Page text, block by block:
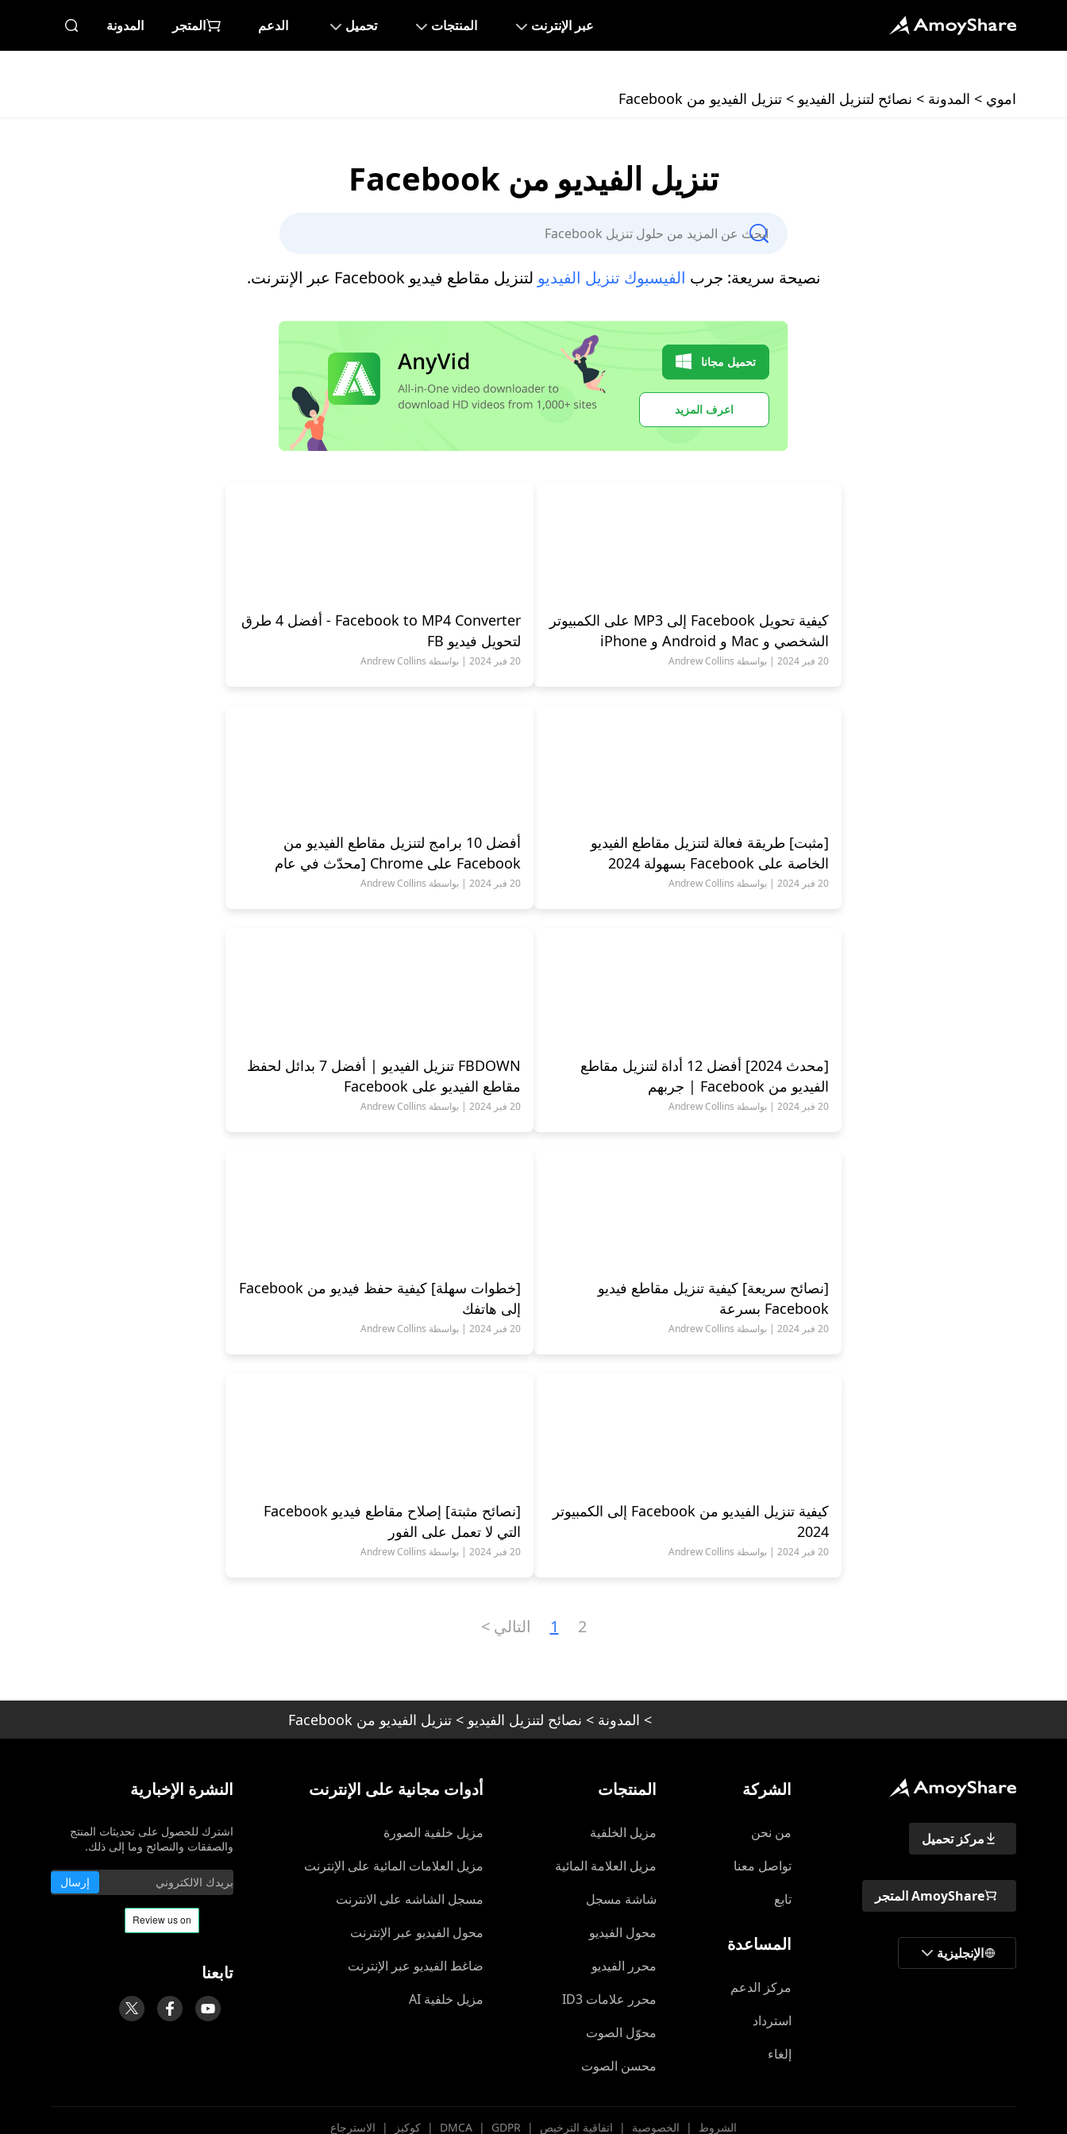
عبر الإنترنت المنتجات تحميل الدعم المتجر المدونة
اموي > المدونة > نصائح لتنزيل الفيديو > تنزيل الفيديو من Facebook
تنزيل الفيديو من Facebook
نصيحة سريعة: جرب الفيسبوك تنزيل الفيديو لتنزيل مقاطع فيديو Facebook عبر الإنترنت.
تحميل مجانا
اعرف المزيد
كيفية تحويل Facebook إلى MP3 على الكمبيوتر
الشخصي و Mac و Android و iPhone
20 فبر 2024 | بواسطة Andrew Collins
Facebook to MP4 Converter - أفضل 4 طرق
لتحويل فيديو FB
20 فبر 2024 | بواسطة Andrew Collins
[مثبت] طريقة فعالة لتنزيل مقاطع الفيديو
الخاصة على Facebook بسهولة 2024
20 فبر 2024 | بواسطة Andrew Collins
أفضل 10 برامج لتنزيل مقاطع الفيديو من
Facebook على Chrome [محدّث في عام
2024]
20 فبر 2024 | بواسطة Andrew Collins
[محدث 2024] أفضل 12 أداة لتنزيل مقاطع
الفيديو من Facebook | جربهم
20 فبر 2024 | بواسطة Andrew Collins
FBDOWN تنزيل الفيديو | أفضل 7 بدائل لحفظ
مقاطع الفيديو على Facebook
20 فبر 2024 | بواسطة Andrew Collins
[نصائح سريعة] كيفية تنزيل مقاطع فيديو
Facebook بسرعة
20 فبر 2024 | بواسطة Andrew Collins
[خطوات سهلة] كيفية حفظ فيديو من Facebook
إلى هاتفك
20 فبر 2024 | بواسطة Andrew Collins
كيفية تنزيل الفيديو من Facebook إلى الكمبيوتر
2024
20 فبر 2024 | بواسطة Andrew Collins
[نصائح مثبتة] إصلاح مقاطع فيديو Facebook
التي لا تعمل على الفور
20 فبر 2024 | بواسطة Andrew Collins
1 2 التالي >
> المدونة > نصائح لتنزيل الفيديو >تنزيل الفيديو من Facebook
مركز تحميل
AmoyShare المتجر
الإنجليزية
الشركة
من نحن
تواصل معنا
تابع
المساعدة
مركز الدعم
استرداد
إلغاء
المنتجات
مزيل الخلفية
مزيل العلامة المائية
شاشة مسجل
محول الفيديو
محرر الفيديو
محرر علامات ID3
محوّل الصوت
محسن الصوت
أدوات مجانية على الإنترنت
مزيل خلفية الصورة
مزيل العلامات المائية على الإنترنت
مسجل الشاشه على الانترنت
محول الفيديو عبر الإنترنت
ضاغط الفيديو عبر الإنترنت
مزيل خلفية AI
النشرة الإخبارية
اشترك للحصول على تحديثات المنتج
والصفقات والنصائح وما إلى ذلك.
إرسال
تابعنا
الشروط | الخصوصية | اتفاقية الترخيص |
DMCA | GDPR
| كوكيز | الاسترجاع